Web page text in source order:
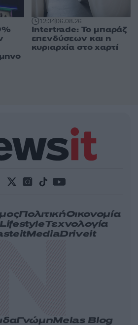
12:3406.08.26
Intertrade: Το μπαράζ
επενδύσεων και η
κυριαρχία στο χαρτί
ΠολιτικήΟικονομία
Τεχνολογία
MediaDriveit
ΓνώμηMelas Blog